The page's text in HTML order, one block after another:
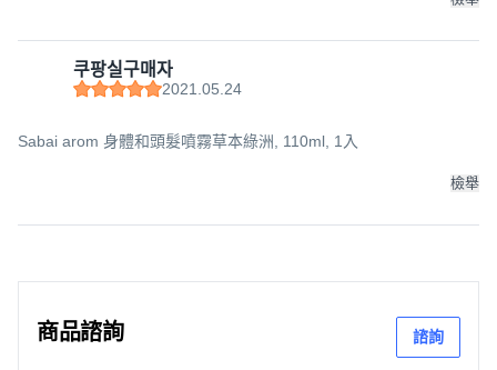
쿠팡실구매자
2021.05.24
Sabai arom 身體和頭髮噴霧草本綠洲, 110ml, 1入
檢舉
商品諮詢 諮詢